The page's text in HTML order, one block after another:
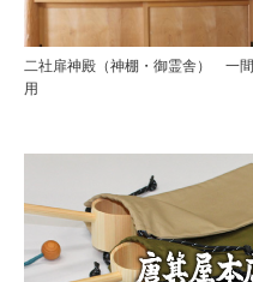
二社扉神殿（神棚・御霊舎） 一間
用